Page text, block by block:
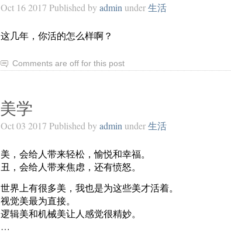
Oct 16 2017 Published by admin under生活
这几年，你活的怎么样啊？ ​​​​
Comments are off for this post
美学
Oct 03 2017 Published by admin under生活
美，会给人带来轻松，愉悦和幸福。
丑，会给人带来焦虑，还有愤怒。
世界上有很多美，我也是为这些美才活着。
视觉美最为直接。
逻辑美和机械美让人感觉很精妙。
…